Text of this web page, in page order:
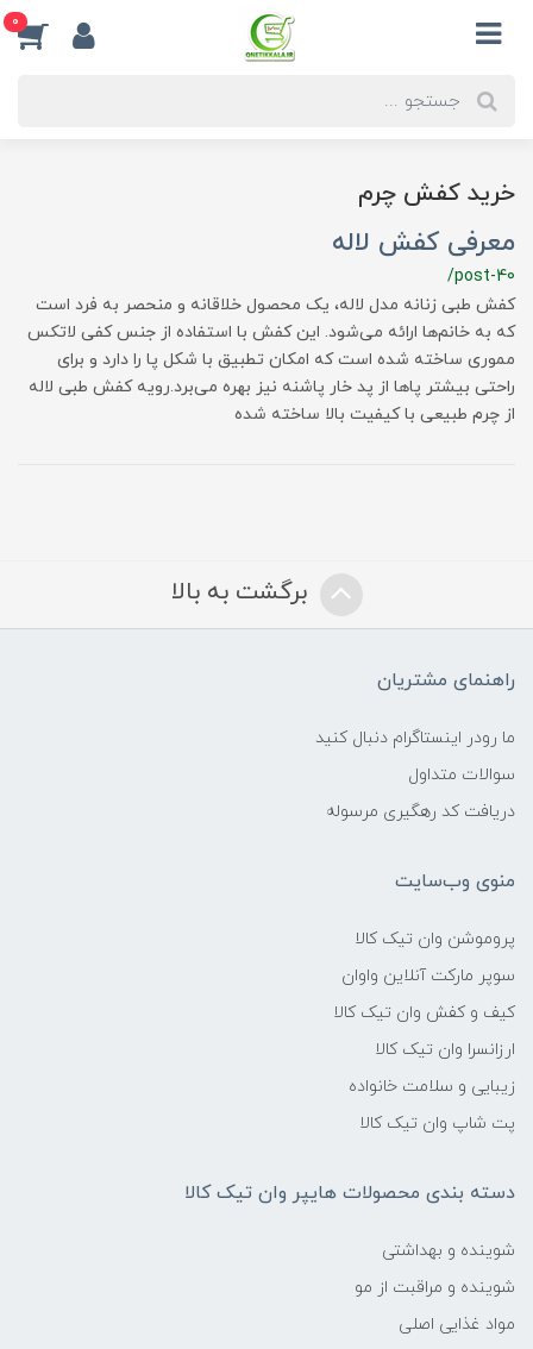
0
خرید کفش چرم
معرفی کفش لاله
/post-40
کفش طبی زنانه مدل لاله، یک محصول خلاقانه و منحصر به فرد است
که به خانم‌ها ارائه می‌شود. این کفش با استفاده از جنس کفی لاتکس
مموری ساخته شده است که امکان تطبیق با شکل پا را دارد و برای
راحتی بیشتر پاها از پد خار پاشنه نیز بهره می‌برد.رویه کفش طبی لاله
از چرم طبیعی با کیفیت بالا ساخته شده
برگشت به بالا
راهنمای مشتریان
ما رودر اینستاگرام دنبال کنید
سوالات متداول
دریافت کد رهگیری مرسوله
منوی وب‌سایت
پروموشن وان تیک کالا
سوپر مارکت آنلاین واوان
کیف و کفش وان تیک کالا
ارزانسرا وان تیک کالا
زیبایی و سلامت خانواده
پت شاپ وان تیک کالا
دسته بندی محصولات هایپر وان تیک کالا
شوینده و بهداشتی
شوینده و مراقبت از مو
مواد غذایی اصلی